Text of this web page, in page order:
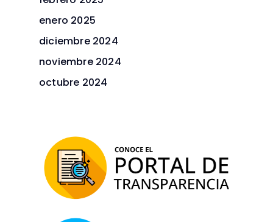
enero 2025
diciembre 2024
noviembre 2024
octubre 2024